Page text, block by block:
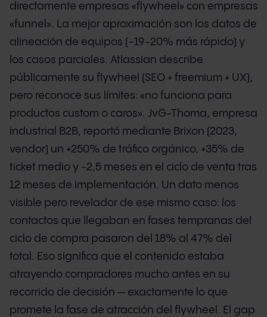
directamente empresas «flywheel» con empresas
«funnel». La mejor aproximación son los datos de
alineación de equipos (~19-20% más rápido) y
los casos parciales. Atlassian describe
públicamente su flywheel (SEO + freemium + UX),
pero reconoce sus límites: «no funciona para
productos custom o caros». JvG-Thoma, empresa
industrial B2B, reportó mediante Brixon (2023,
vendor) un +250% de tráfico orgánico, +35% de
ticket medio y -2,5 meses en el ciclo de venta tras
12 meses de implementación. Un dato menos
visible pero revelador de ese mismo caso: los
contactos que llegaban en fases tempranas del
ciclo de compra pasaron del 18% al 47% del
total. Eso significa que el contenido estaba
atrayendo compradores mucho antes en su
recorrido de decisión — exactamente lo que
promete la fase de atracción del flywheel. El gap